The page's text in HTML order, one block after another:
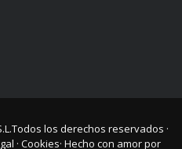
Todos los derechos reservados ·
· Cookies· Hecho con amor por